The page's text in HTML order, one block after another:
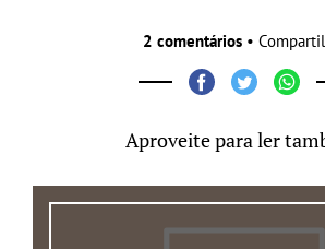
2 comentários •
Aproveite para ler